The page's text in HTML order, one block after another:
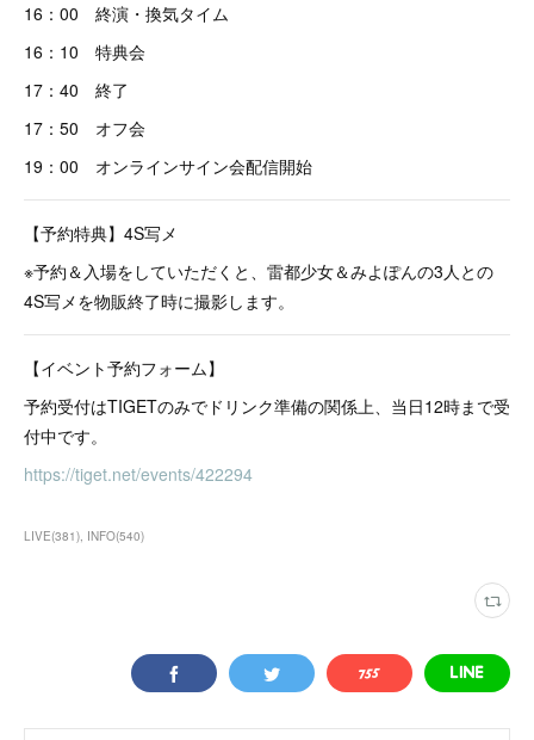
16：00 終演・換気タイム
16：10 特典会
17：40 終了
17：50 オフ会
19：00 オンラインサイン会配信開始
【予約特典】4S写メ
※予約＆入場をしていただくと、雷都少女＆みよぽんの3人との
4S写メを物販終了時に撮影します。
【イベント予約フォーム】
予約受付はTIGETのみでドリンク準備の関係上、当日12時まで受
付中です。
https://tiget.net/events/422294
LIVE(381) INFO(540)